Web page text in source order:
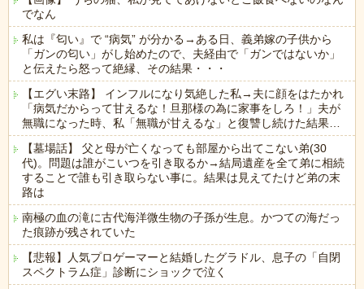
でなん
私は『匂い』で “病気” が分かる→ある日、義弟嫁の子供から
「ガンの匂い」がし始めたので、夫経由で「ガンではないか」
と伝えたら怒って絶縁、その結果・・・
【エグい末路】 インフルになり気絶した私→夫に顔をはたかれ
「病気だからって甘えるな！旦那様の為に家事をしろ！」夫が
無職になった時、私「無職が甘えるな」と復讐し続けた結果…
【墓場話】 父と母が亡くなっても部屋から出てこない弟(30
代)。問題は誰がこいつを引き取るか→結局遺産を全て弟に相続
することで誰も引き取らない事に。結果は見えてたけど弟の末
路は
南極の血の滝に古代海洋微生物の子孫が生息。かつての海だっ
た痕跡が残されていた
【悲報】人気プロゲーマーと結婚したグラドル、息子の「自閉
スペクトラム症」診断にショックで泣く